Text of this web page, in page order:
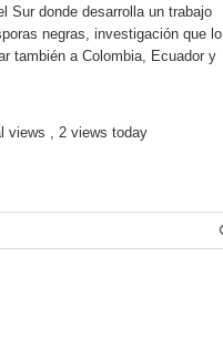
Sur donde desarrolla un trabajo
negras, investigación que lo
también a Colombia, Ecuador y
views , 2 views today